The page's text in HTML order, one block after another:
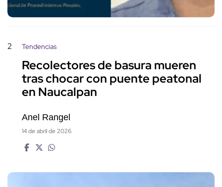
2 Tendencias
Recolectores de basura mueren
tras chocar con puente peatonal
en Naucalpan
Anel Rangel
14 de abril de 2026